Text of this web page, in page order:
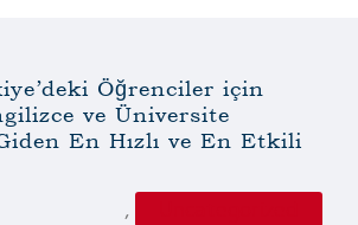
Öğrenciler için
ve Üniversite
En Hızlı ve En Etkili
,